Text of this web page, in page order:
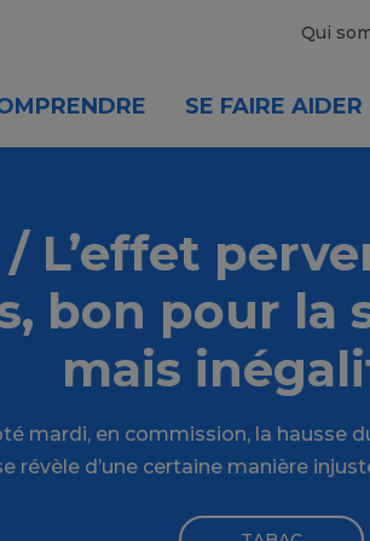
Qui
SE FAIRE AIDER
/ L’effet
bon pour la
mais
mardi, en commission, la hausse
révèle d’une certaine manière